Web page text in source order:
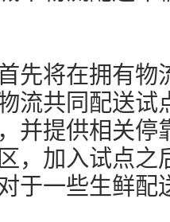
先将在拥有
流共同配送
并提供相关停
，加入试点
于一些生鲜配